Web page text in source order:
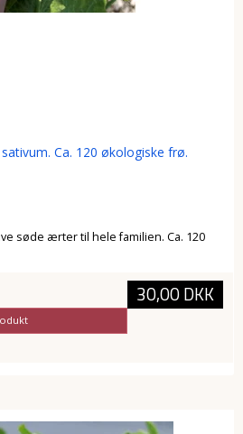
Ca. 120 økologiske frø.
søde ærter til hele familien. Ca. 120
30,00 DKK